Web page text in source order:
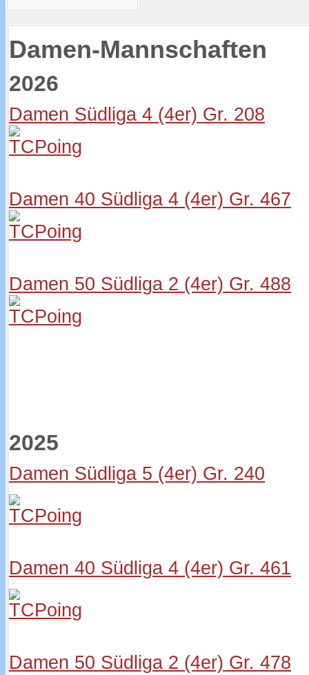
Damen-Mannschaften
2026
Damen Südliga 4 (4er) Gr. 208
Damen 40 Südliga 4 (4er) Gr. 467
Damen 50 Südliga 2 (4er) Gr. 488
2025
Damen Südliga 5 (4er) Gr. 240
Damen 40 Südliga 4 (4er) Gr. 461
Damen 50 Südliga 2 (4er) Gr. 478